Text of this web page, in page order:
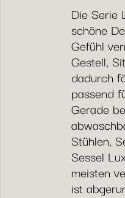
Die Serie
schöne
Gefühl
Gestell,
dadurch
passend
Gerade
Stühlen,
Sessel
meisten
ist